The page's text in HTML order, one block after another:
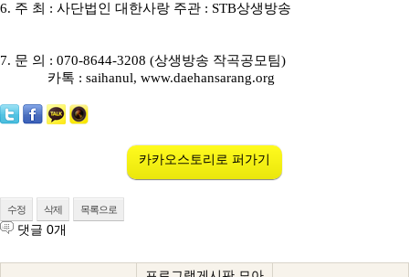
6. 주 최 : 사단법인 대한사랑 주관 : STB상생방송
7. 문 의 : 070-8644-3208 (상생방송 작곡공모팀)
카톡 : saihanul, www.daehansarang.org
카카오스토리로 퍼가기
수정 삭제 목록으로
댓글 0개